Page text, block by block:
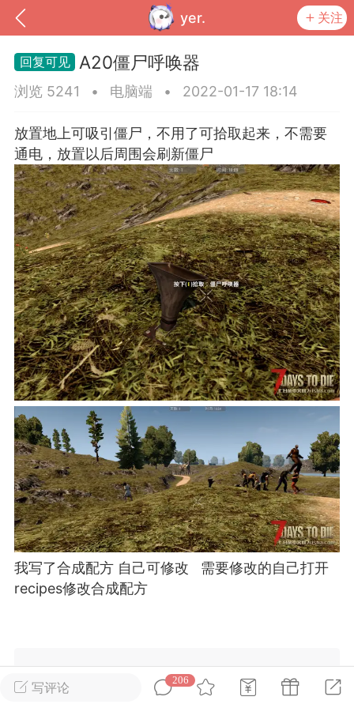
yer. 关注
我的钱包 道具 排行榜
MOD下载 攻略教程 联机招募
大人
Lv.8
02-10 15:45
电脑端 其他&工具
卖挂
禁止发布联机可用的作弊模组，
单机辅助引流私下售卖服务器外挂！
作弊模组的发布规范近期收到一些信息
作弊模组在联机服务器使用,为了维护游
环境，中文网特此发布以下声明，规范
模组的发布行为：1. *...
汉
大人
Lv.8
写评论
206
A20僵尸呼唤器
浏览 5241 • 电脑端 • 2022-01-17 18:14
放置地上可吸引僵尸，不用了可拾取起来，不需要
通电，放置以后周围会刷新僵尸
我写了合成配方 自己可修改 需要修改的自己打开
recipes修改合成配方
隐藏内容需要回复才可以看见